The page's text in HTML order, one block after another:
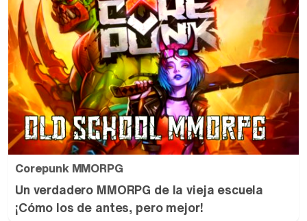
Corepunk MMORPG
Un verdadero MMORPG de la vieja escuela
¡Cómo los de antes, pero mejor!